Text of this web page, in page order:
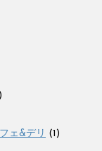
ェ&デリ (1)